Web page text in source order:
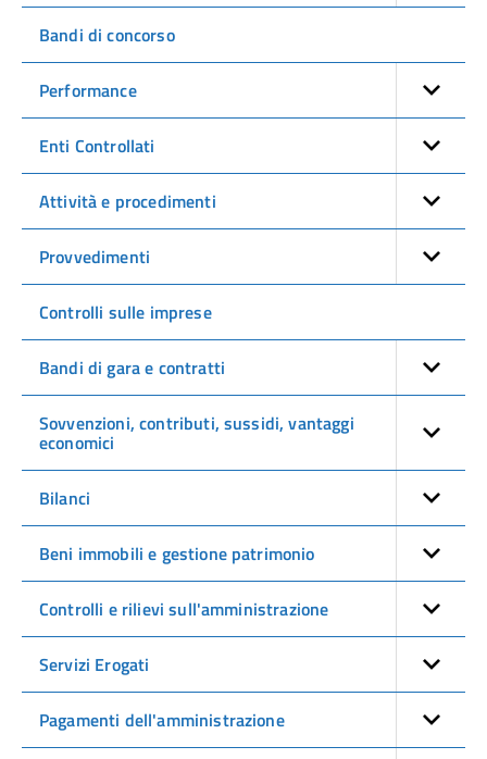
Bandi di concorso
Performance
Enti Controllati
Attività e procedimenti
Provvedimenti
Controlli sulle imprese
Bandi di gara e contratti
Sovvenzioni, contributi, sussidi, vantaggi
economici
Bilanci
Beni immobili e gestione patrimonio
Controlli e rilievi sull'amministrazione
Servizi Erogati
Pagamenti dell'amministrazione